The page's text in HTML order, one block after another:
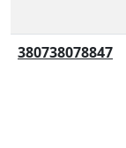
380738078847